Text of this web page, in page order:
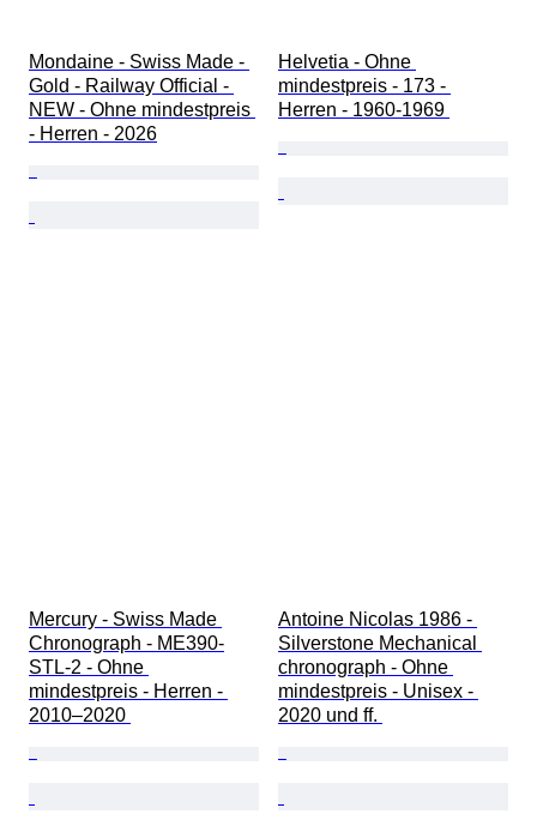
Mondaine - Swiss Made -
Gold - Railway Official -
NEW - Ohne mindestpreis
- Herren - 2026
Helvetia - Ohne
mindestpreis - 173 -
Herren - 1960-1969
Mercury - Swiss Made
Chronograph - ME390-
STL-2 - Ohne
mindestpreis - Herren -
2010–2020
Antoine Nicolas 1986 -
Silverstone Mechanical
chronograph - Ohne
mindestpreis - Unisex -
2020 und ff.